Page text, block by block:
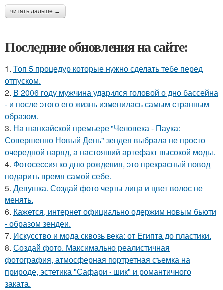
читать дальше →
Последние обновления на сайте:
1. Топ 5 процедур которые нужно сделать тебе перед
отпуском.
2. В 2006 году мужчина ударился головой о дно бассейна
- и после этого его жизнь изменилась самым странным
образом.
3. На шанхайской премьере "Человека - Паука:
Совершенно Новый День" зендея выбрала не просто
очередной наряд, а настоящий артефакт высокой моды.
4. Фотосессия ко дню рождения, это прекрасный повод
подарить время самой себе.
5. Девушка. Создай фото черты лица и цвет волос не
менять.
6. Кажется, интернет официально одержим новым бьюти
- образом зендеи.
7. Искусство и мода сквозь века: от Египта до пластики.
8. Создай фото. Максимально реалистичная
фотография, атмосферная портретная съемка на
природе, эстетика "Сафари - шик" и романтичного
заката.